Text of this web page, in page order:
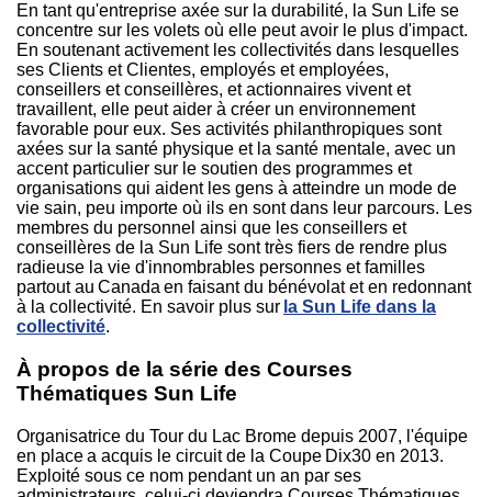
En tant qu'entreprise axée sur la durabilité, la Sun Life se
concentre sur les volets où elle peut avoir le plus d'impact.
En soutenant activement les collectivités dans lesquelles
ses Clients et Clientes, employés et employées,
conseillers et conseillères, et actionnaires vivent et
travaillent, elle peut aider à créer un environnement
favorable pour eux. Ses activités philanthropiques sont
axées sur la santé physique et la santé mentale, avec un
accent particulier sur le soutien des programmes et
organisations qui aident les gens à atteindre un mode de
vie sain, peu importe où ils en sont dans leur parcours. Les
membres du personnel ainsi que les conseillers et
conseillères de la Sun Life sont très fiers de rendre plus
radieuse la vie d'innombrables personnes et familles
partout au Canada en faisant du bénévolat et en redonnant
à la collectivité. En savoir plus sur la Sun Life dans la
collectivité.
À propos de la série des Courses
Thématiques Sun Life
Organisatrice du Tour du Lac Brome depuis 2007, l'équipe
en place a acquis le circuit de la Coupe Dix30 en 2013.
Exploité sous ce nom pendant un an par ses